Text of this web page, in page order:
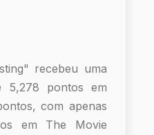
recebeu uma
5,278 pontos em
com apenas
em The Movie